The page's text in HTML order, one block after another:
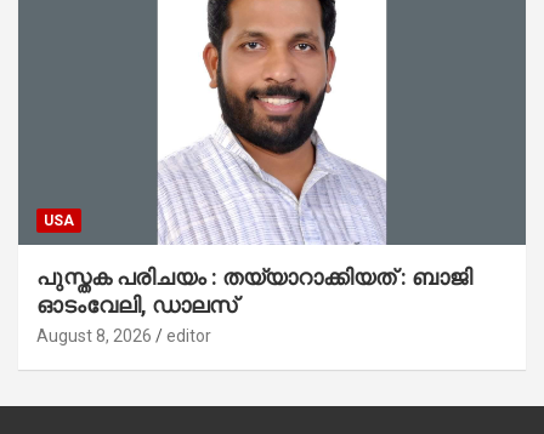
USA
പുസ്തക പരിചയം : തയ്യാറാക്കിയത് : ബാജി
ഓടംവേലി, ഡാലസ്
August 8, 2026 editor